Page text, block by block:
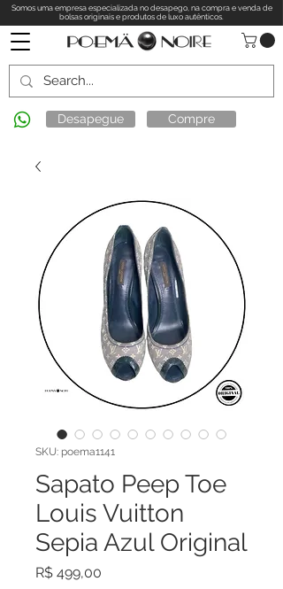
Somos uma empresa especializada no desapego, na compra e venda de
bolsas originais e produtos de luxo autênticos.
Desapegue Compre
SKU: poema1141
Sapato Peep Toe
Louis Vuitton
Sepia Azul Original
R$ 499,00